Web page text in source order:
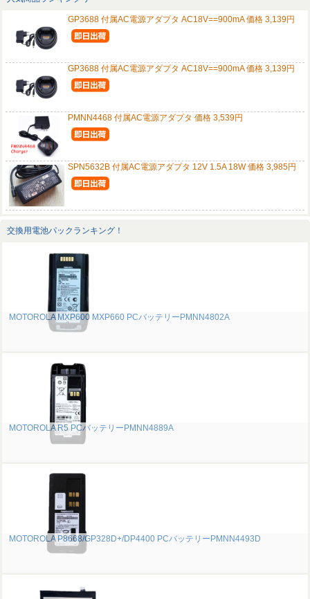
GP3688 付属AC電源アダプタ AC18V==900mA 価格 3,139円
GP3688 付属AC電源アダプタ AC18V==900mA 価格 3,139円
PMNN4468 付属AC電源アダプタ 価格 3,539円
SPN5632B 付属AC電源アダプタ 12V 1.5A 18W 価格 3,985円
交換用電池パックランキング！
MOTOROLA MXP600 MXP660 PCバッテリーPMNN4802A
MOTOROLA R5 PCバッテリーPMNN4889A
MOTOROLA P8668/GP328D+/DP4400 PCバッテリーPMNN4493D